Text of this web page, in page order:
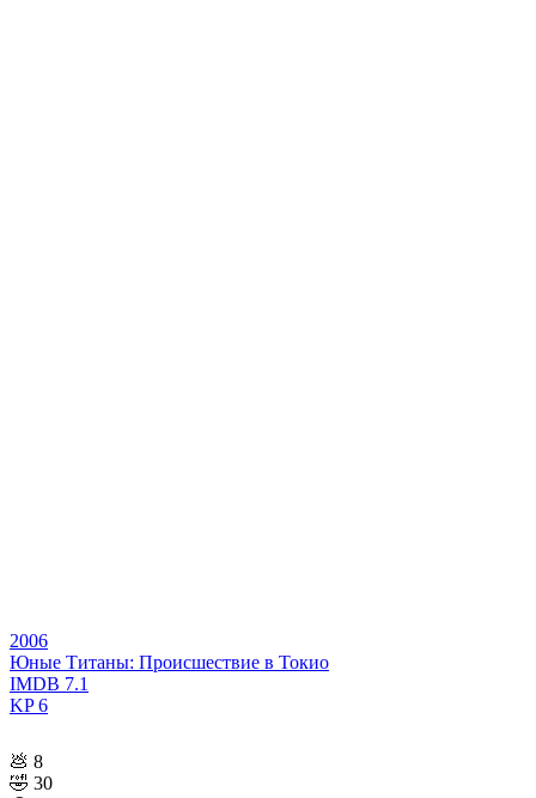
2006
Юные Титаны: Происшествие в Токио
IMDB 7.1
KP6
💩 8
🤣 30